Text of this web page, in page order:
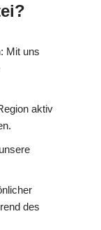
: Mit uns
aktiv
des